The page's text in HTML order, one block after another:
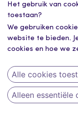
chaud
Het gebruik van
toestaan?
We gebruiken
website te bieden.
cookies en hoe we
Alle cookies
Alleen essentiële